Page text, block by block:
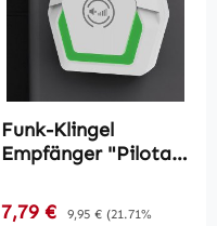
Funk-Klingel
Empfänger "Pilota
Empfänger
Verkaufspreis:
7,79 € Regulärer Preis:
9,95 € (21.71%